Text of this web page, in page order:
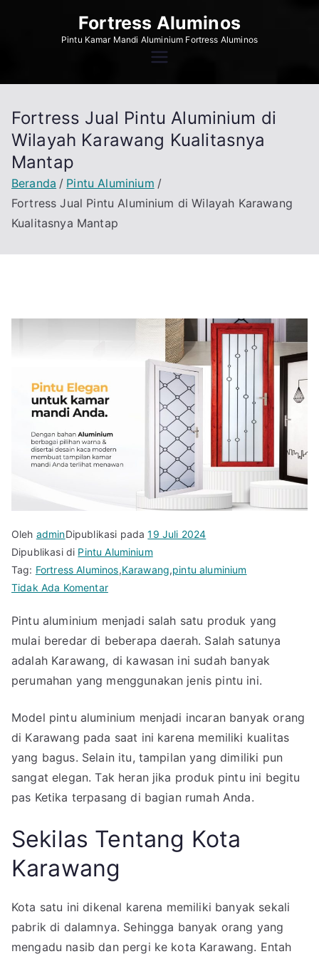
Fortress Aluminos
Pintu Kamar Mandi Aluminium Fortress Aluminos
Fortress Jual Pintu Aluminium di
Wilayah Karawang Kualitasnya
Mantap
Beranda
Pintu Aluminium
Fortress Jual Pintu Aluminium di Wilayah Karawang
Kualitasnya Mantap
Oleh adminDipublikasi pada19 Juli 2024
Dipublikasi di Pintu Aluminium
Tag: Fortress Aluminos,Karawang,pintu aluminium
Tidak Ada Komentarpada
Jual
Pintu
Aluminium
di
Karawang
Pintu aluminium menjadi salah satu produk yang
mulai beredar di beberapa daerah. Salah satunya
adalah Karawang, di kawasan ini sudah banyak
perumahan yang menggunakan jenis pintu ini.
Model pintu aluminium menjadi incaran banyak orang
di Karawang pada saat ini karena memiliki kualitas
yang bagus. Selain itu, tampilan yang dimiliki pun
sangat elegan. Tak heran jika produk pintu ini begitu
pas Ketika terpasang di bagian rumah Anda.
Sekilas Tentang Kota
Karawang
Kota satu ini dikenal karena memiliki banyak sekali
pabrik di dalamnya. Sehingga banyak orang yang
mengadu nasib dan pergi ke kota Karawang. Entah